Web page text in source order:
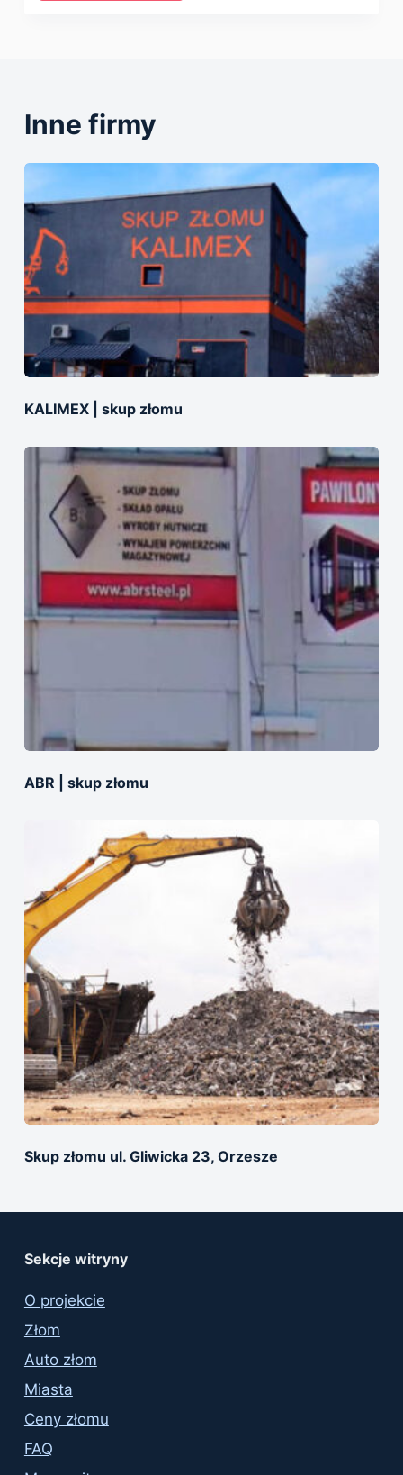
Inne firmy
KALIMEX | skup złomu
ABR | skup złomu
Skup złomu ul. Gliwicka 23, Orzesze
Sekcje witryny
O projekcie
Złom
Auto złom
Miasta
Ceny złomu
FAQ